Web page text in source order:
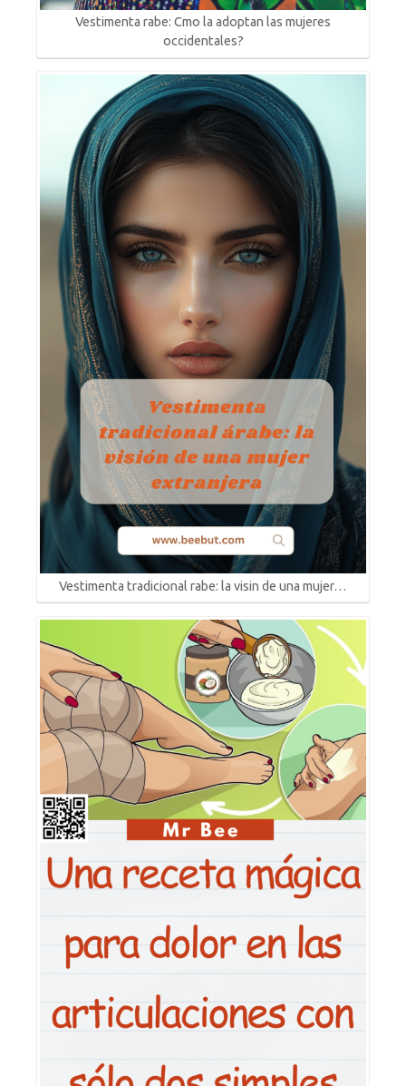
Vestimenta rabe: Cmo la adoptan las mujeres
occidentales?
Vestimenta tradicional rabe: la visin de una mujer…